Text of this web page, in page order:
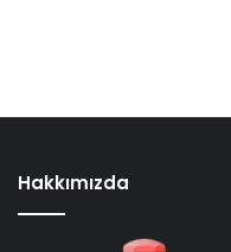
Hakkımızda